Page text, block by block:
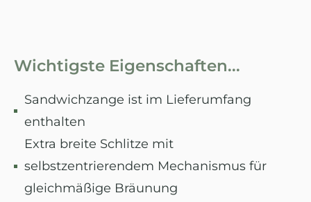
Wichtigste Eigenschaften...
Sandwichzange ist im Lieferumfang
enthalten
Extra breite Schlitze mit
selbstzentrierendem Mechanismus für
gleichmäßige Bräunung